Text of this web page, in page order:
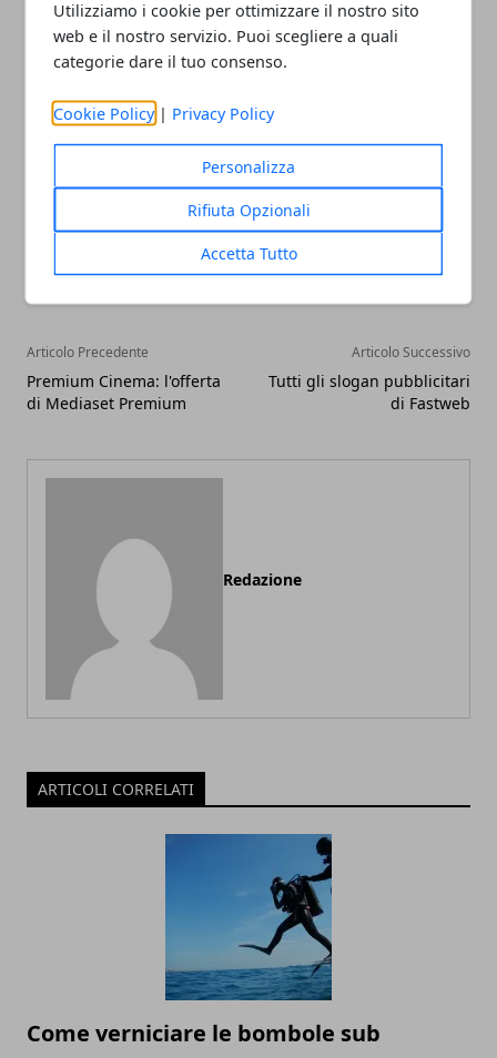
Utilizziamo i cookie per ottimizzare il nostro sito
web e il nostro servizio. Puoi scegliere a quali
categorie dare il tuo consenso.
Cookie Policy | Privacy Policy
Personalizza
Rifiuta Opzionali
Accetta Tutto
pluviometro (registra la quantità di acqua piovana
caduta).
Facebook
TwitterWhatsapp
Articolo Precedente
Premium Cinema: l'offerta
di Mediaset Premium
Articolo Successivo
Tutti gli slogan pubblicitari
di Fastweb
Redazione
ARTICOLI CORRELATI
Come verniciare le bombole sub